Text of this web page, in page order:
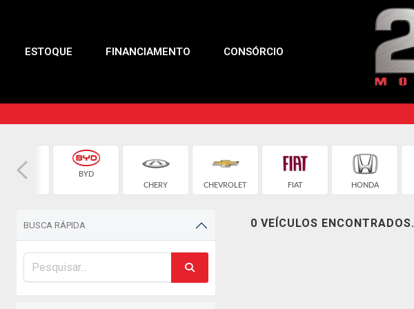
ESTOQUE FINANCIAMENTO CONSÓRCIO
BYD
CHERY
CHEVROLET FIAT HONDA
BUSCA RÁPIDA 0 VEÍCULOS ENCONTRADOS.